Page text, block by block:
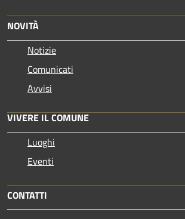
NOVITÀ
Notizie
Comunicati
Avvisi
VIVERE IL COMUNE
Luoghi
Eventi
CONTATTI